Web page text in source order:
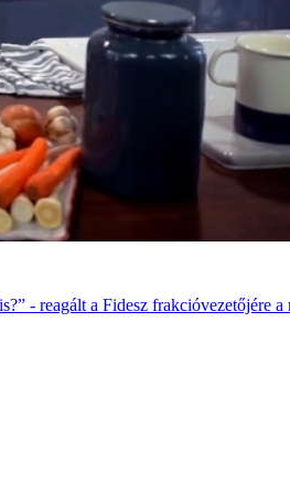
- reagált a Fidesz frakcióvezetőjére a